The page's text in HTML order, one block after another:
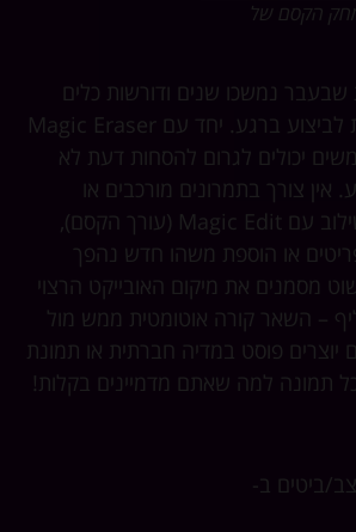
הקסם של
נמשכו שנים ודורשות כלים
מיוחדים ניתנות כעת לביצוע ברגע. יחד עם Magic Eraser
לגרום להסחות דעת לא
צורך בתמרונים מורכבים או
עיצובים ארוכים. בשילוב עם Magic Edit (עורך הקסם),
או הוספת משהו חדש נהפך
את מיקום האובייקט הרצוי
השאר קורה אוטומטית ממש מול
פוסט במדיה חברתית או תמונת
תמונה למה שאתם מדמיינים בקלות!